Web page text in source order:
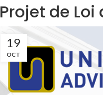
Projet de
19
OCT